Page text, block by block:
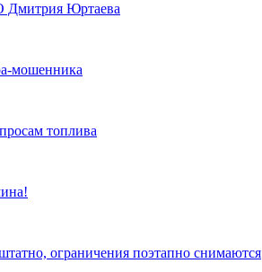
Дмитрия Юртаева
мошенника
топлива
ограничения поэтапно снимаются